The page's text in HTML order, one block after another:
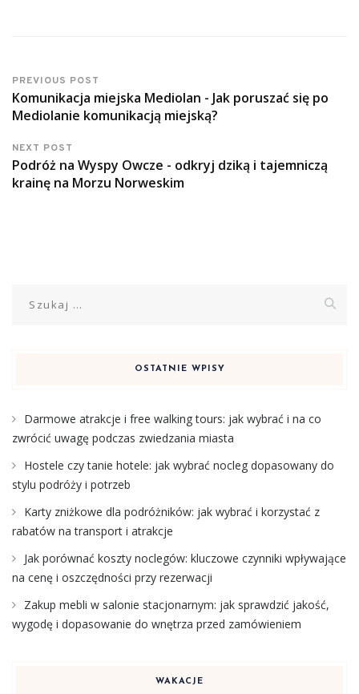
PREVIOUS POST
Komunikacja miejska Mediolan - Jak poruszać się po
Mediolanie komunikacją miejską?
NEXT POST
Podróż na Wyspy Owcze - odkryj dziką i tajemniczą
krainę na Morzu Norweskim
OSTATNIE WPISY
Darmowe atrakcje i free walking tours: jak wybrać i na co
zwrócić uwagę podczas zwiedzania miasta
Hostele czy tanie hotele: jak wybrać nocleg dopasowany do
stylu podróży i potrzeb
Karty zniżkowe dla podróżników: jak wybrać i korzystać z
rabatów na transport i atrakcje
Jak porównać koszty noclegów: kluczowe czynniki wpływające
na cenę i oszczędności przy rezerwacji
Zakup mebli w salonie stacjonarnym: jak sprawdzić jakość,
wygodę i dopasowanie do wnętrza przed zamówieniem
WAKACJE